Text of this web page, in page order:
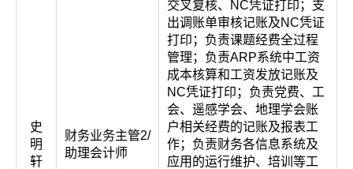
史
明
轩
财务业务主管2/
助理会计师
交叉复核、NC凭证打印；支
出调账单审核记账及NC凭证
打印；负责课题经费全过程
管理；负责ARP系统中工资
成本核算和工资发放记账及
NC凭证打印；负责党费、工
会、遥感学会、地理学会账
户相关经费的记账及报表工
作；负责财务各信息系统及
应用的运行维护、培训等工